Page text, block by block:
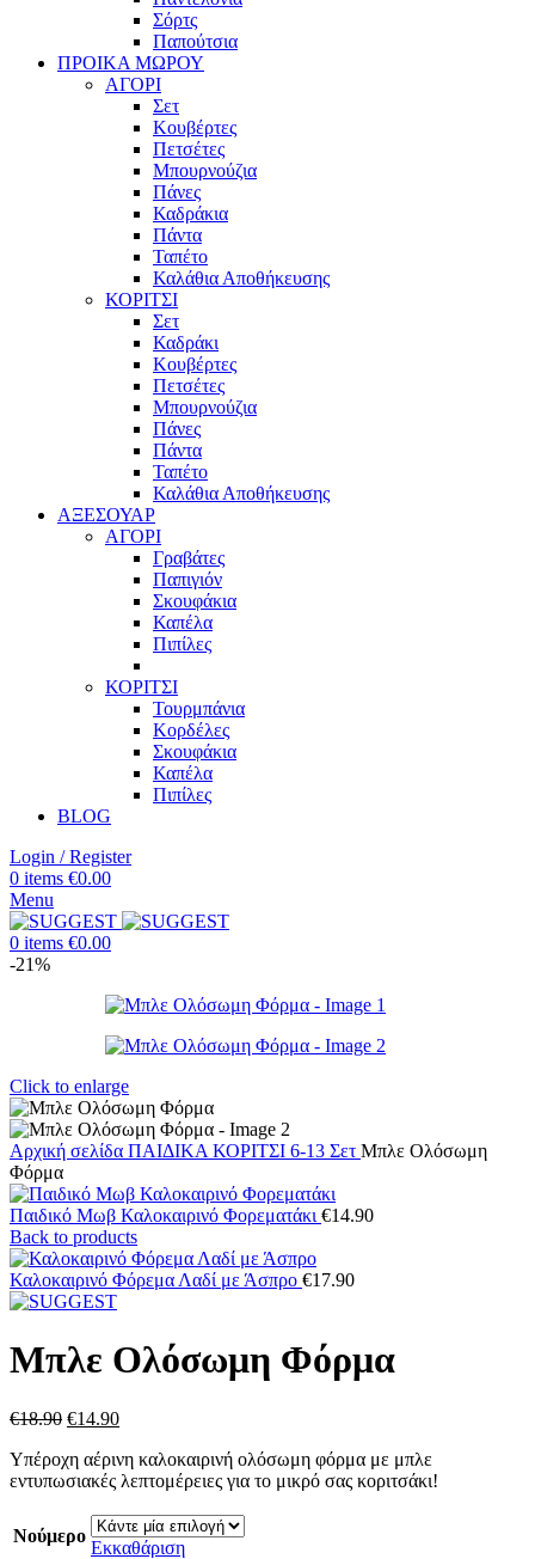
Σόρτς
Παπούτσια
ΠΡΟΙΚΑ ΜΩΡΟΥ
ΑΓΟΡΙ
Σετ
Κουβέρτες
Πετσέτες
Μπουρνούζια
Πάνες
Καδράκια
Πάντα
Ταπέτο
Καλάθια Αποθήκευσης
ΚΟΡΙΤΣΙ
Σετ
Καδράκι
Κουβέρτες
Πετσέτες
Μπουρνούζια
Πάνες
Πάντα
Ταπέτο
Καλάθια Αποθήκευσης
ΑΞΕΣΟΥΑΡ
ΑΓΟΡΙ
Γραβάτες
Παπιγιόν
Σκουφάκια
Καπέλα
Πιπίλες
ΚΟΡΙΤΣΙ
Τουρμπάνια
Κορδέλες
Σκουφάκια
Καπέλα
Πιπίλες
BLOG
Login / Register
0 items €0.00
Menu
0 items €0.00
-21%
Click to enlarge
Αρχική σελίδα ΠΑΙΔΙΚΑ ΚΟΡΙΤΣΙ 6-13 Σετ Μπλε Ολόσωμη
Φόρμα
Παιδικό Μωβ Καλοκαιρινό Φορεματάκι €14.90
Back to products
Καλοκαιρινό Φόρεμα Λαδί με Άσπρο €17.90
Μπλε Ολόσωμη Φόρμα
€18.90 Original
was:
€18.90.
€14.90Η
τιμή
είναι:
Υπέροχη αέρινη καλοκαιρινή ολόσωμη φόρμα με μπλε
εντυπωσιακές λεπτομέρειες για το μικρό σας κοριτσάκι!
Νούμερο
Εκκαθάριση